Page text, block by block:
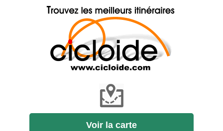
Voir la carte